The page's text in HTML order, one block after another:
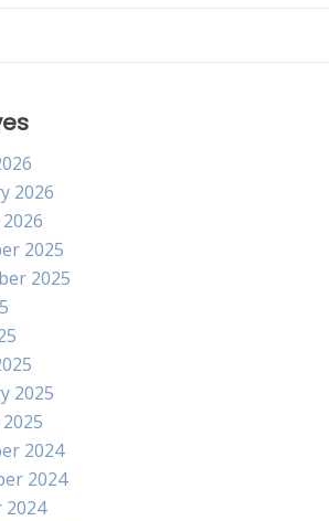
2026
2025
2025
2025
2024
2024
2024